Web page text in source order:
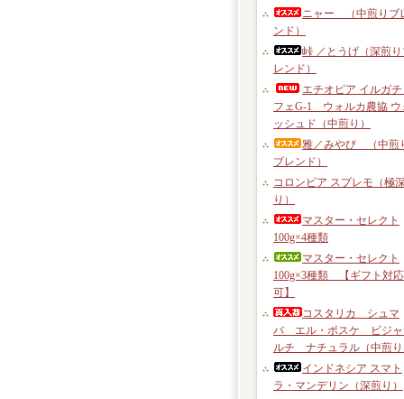
ニャー （中煎りブ
ンド）
峠 ／とうげ（深煎
レンド）
エチオピア イルガチ
フェG-1 ウォルカ農協 ウ
ッシュド（中煎り）
雅／みやび （中煎
ブレンド）
コロンビア スプレモ（極
り）
マスター・セレクト
100g×4種類
マスター・セレクト
100g×3種類 【ギフト対応
可】
コスタリカ シュマ
バ エル・ボスケ ビジャ
ルチ ナチュラル（中煎り
インドネシア スマト
ラ・マンデリン（深煎り）